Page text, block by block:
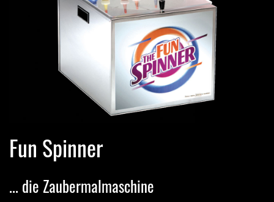
Fun Spinner
... die Zaubermalmaschine